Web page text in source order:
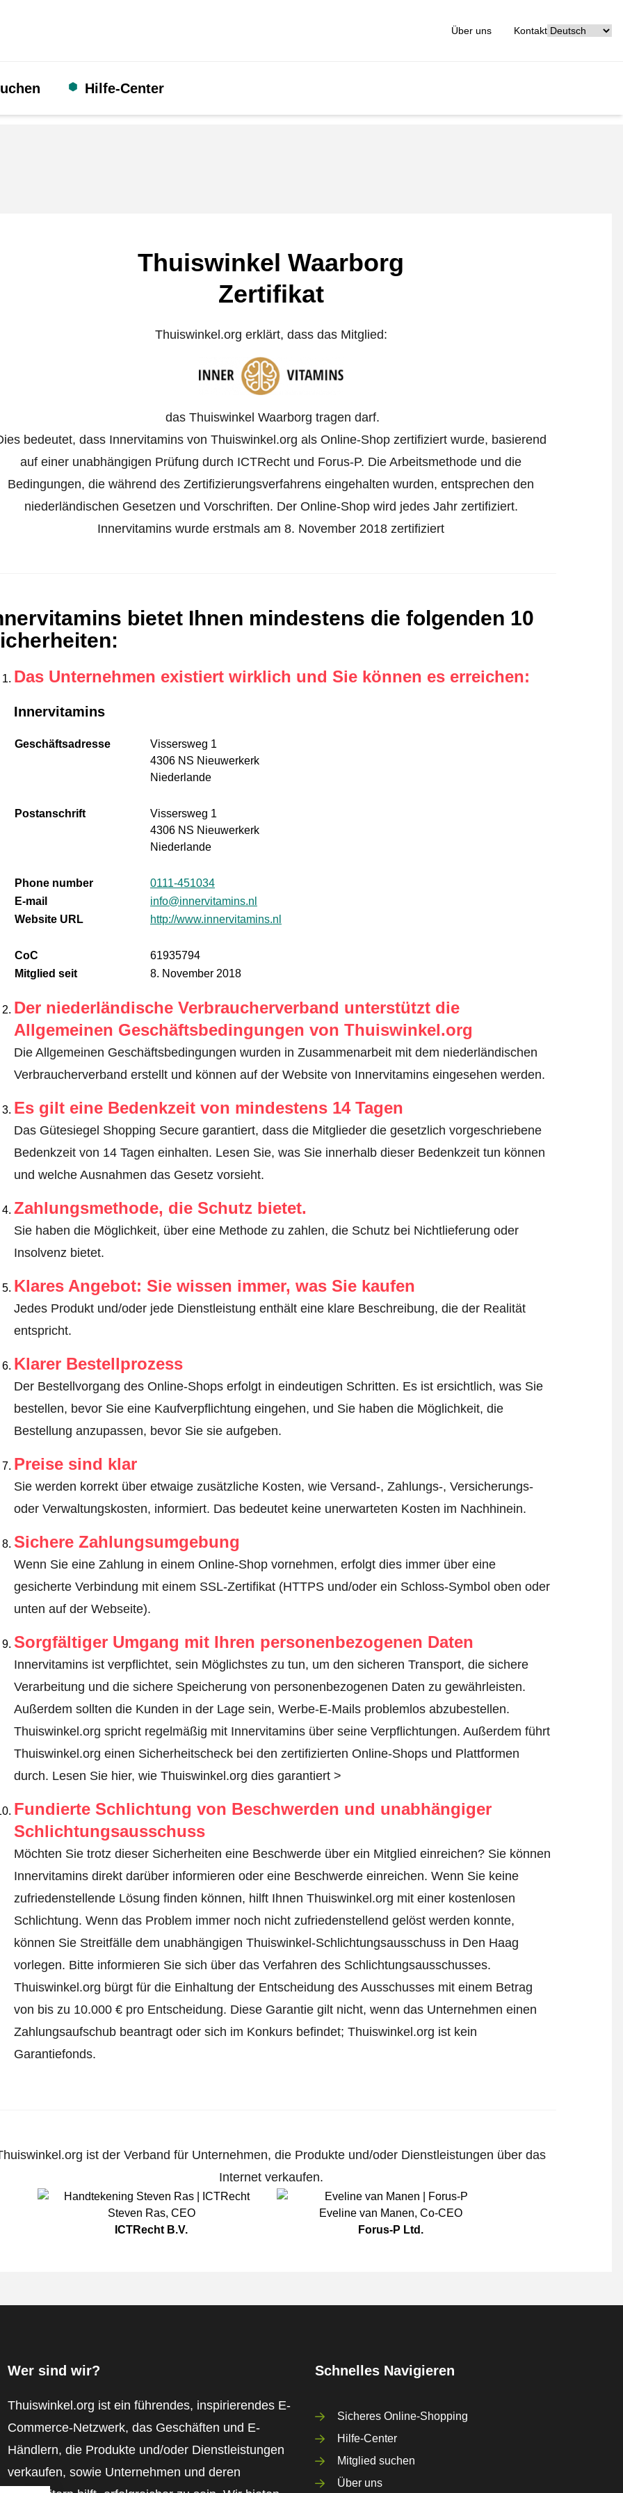
Über uns Kontakt
Hilfe-Center
Thuiswinkel Waarborg
Zertifikat
Thuiswinkel.org erklärt, dass das Mitglied:
das Thuiswinkel Waarborg tragen darf.
bedeutet, dass Innervitamins von Thuiswinkel.org als Online-Shop zertifiziert wurde, basierend
auf einer unabhängigen Prüfung durch ICTRecht und Forus-P. Die Arbeitsmethode und die
Bedingungen, die während des Zertifizierungsverfahrens eingehalten wurden, entsprechen den
niederländischen Gesetzen und Vorschriften. Der Online-Shop wird jedes Jahr zertifiziert.
Innervitamins wurde erstmals am 8. November 2018 zertifiziert
bietet Ihnen mindestens die folgenden 10
:
Das Unternehmen existiert wirklich und Sie können es erreichen:
Innervitamins
Geschäftsadresse
Vissersweg 1
4306 NS Nieuwerkerk
Niederlande
Postanschrift
Vissersweg 1
4306 NS Nieuwerkerk
Niederlande
Phone number
0111-451034
E-mail
info@innervitamins.nl
Website URL
http://www.innervitamins.nl
CoC
61935794
Mitglied seit
8. November 2018
Der niederländische Verbraucherverband unterstützt die
Allgemeinen Geschäftsbedingungen von Thuiswinkel.org
Die Allgemeinen Geschäftsbedingungen wurden in Zusammenarbeit mit dem niederländischen
Verbraucherverband erstellt und können auf der Website von Innervitamins eingesehen werden.
Es gilt eine Bedenkzeit von mindestens 14 Tagen
Das Gütesiegel Shopping Secure garantiert, dass die Mitglieder die gesetzlich vorgeschriebene
Bedenkzeit von 14 Tagen einhalten. Lesen Sie, was Sie innerhalb dieser Bedenkzeit tun können
und welche Ausnahmen das Gesetz vorsieht.
Zahlungsmethode, die Schutz bietet.
Sie haben die Möglichkeit, über eine Methode zu zahlen, die Schutz bei Nichtlieferung oder
Insolvenz bietet.
Klares Angebot: Sie wissen immer, was Sie kaufen
Jedes Produkt und/oder jede Dienstleistung enthält eine klare Beschreibung, die der Realität
entspricht.
Klarer Bestellprozess
Der Bestellvorgang des Online-Shops erfolgt in eindeutigen Schritten. Es ist ersichtlich, was Sie
bestellen, bevor Sie eine Kaufverpflichtung eingehen, und Sie haben die Möglichkeit, die
Bestellung anzupassen, bevor Sie sie aufgeben.
Preise sind klar
Sie werden korrekt über etwaige zusätzliche Kosten, wie Versand-, Zahlungs-, Versicherungs-
oder Verwaltungskosten, informiert. Das bedeutet keine unerwarteten Kosten im Nachhinein.
Sichere Zahlungsumgebung
Wenn Sie eine Zahlung in einem Online-Shop vornehmen, erfolgt dies immer über eine
gesicherte Verbindung mit einem SSL-Zertifikat (HTTPS und/oder ein Schloss-Symbol oben oder
unten auf der Webseite).
Sorgfältiger Umgang mit Ihren personenbezogenen Daten
Innervitamins ist verpflichtet, sein Möglichstes zu tun, um den sicheren Transport, die sichere
Verarbeitung und die sichere Speicherung von personenbezogenen Daten zu gewährleisten.
Außerdem sollten die Kunden in der Lage sein, Werbe-E-Mails problemlos abzubestellen.
Thuiswinkel.org spricht regelmäßig mit Innervitamins über seine Verpflichtungen. Außerdem führt
Thuiswinkel.org einen Sicherheitscheck bei den zertifizierten Online-Shops und Plattformen
durch. Lesen Sie hier, wie Thuiswinkel.org dies garantiert >
Fundierte Schlichtung von Beschwerden und unabhängiger
Schlichtungsausschuss
Möchten Sie trotz dieser Sicherheiten eine Beschwerde über ein Mitglied einreichen? Sie können
Innervitamins direkt darüber informieren oder eine Beschwerde einreichen. Wenn Sie keine
zufriedenstellende Lösung finden können, hilft Ihnen Thuiswinkel.org mit einer kostenlosen
Schlichtung. Wenn das Problem immer noch nicht zufriedenstellend gelöst werden konnte,
können Sie Streitfälle dem unabhängigen Thuiswinkel-Schlichtungsausschuss in Den Haag
vorlegen. Bitte informieren Sie sich über das Verfahren des Schlichtungsausschusses.
Thuiswinkel.org bürgt für die Einhaltung der Entscheidung des Ausschusses mit einem Betrag
von bis zu 10.000 € pro Entscheidung. Diese Garantie gilt nicht, wenn das Unternehmen einen
Zahlungsaufschub beantragt oder sich im Konkurs befindet; Thuiswinkel.org ist kein
Garantiefonds.
ist der Verband für Unternehmen, die Produkte und/oder Dienstleistungen über das
Internet verkaufen.
Steven Ras, CEO
ICTRecht B.V.
Eveline van Manen, Co-CEO
Forus-P Ltd.
Wer sind wir?
Thuiswinkel.org ist ein führendes, inspirierendes E-
Commerce-Netzwerk, das Geschäften und E-
Händlern, die Produkte und/oder Dienstleistungen
verkaufen, sowie Unternehmen und deren
Schnelles Navigieren
Sicheres Online-Shopping
Hilfe-Center
Mitglied suchen
Über uns